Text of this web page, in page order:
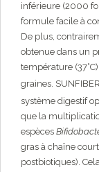
inférieure (2000
formule facile à
De plus,
obtenue dans un
température
graines. SUNFIBER
système digestif
que la
espèces
gras à chaîne
postbiotiques).